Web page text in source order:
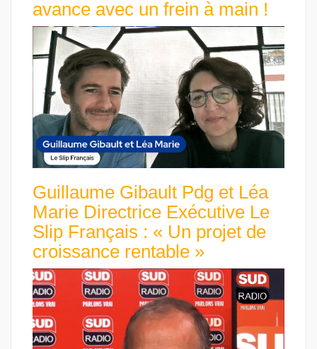
avance avec un frein à main !
Guillaume Gibault Pdg et Léa
Marie Directrice Exécutive Le
Slip Français : « Un projet de
croissance rentable »